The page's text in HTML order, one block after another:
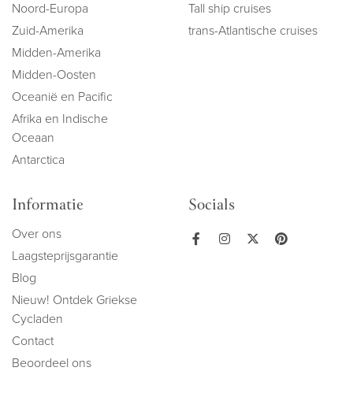
Noord-Europa
Zuid-Amerika
Midden-Amerika
Midden-Oosten
Oceanië en Pacific
Afrika en Indische
Oceaan
Antarctica
Tall ship cruises
trans-Atlantische cruises
Informatie
Over ons
Laagsteprijsgarantie
Blog
Nieuw! Ontdek Griekse
Cycladen
Contact
Beoordeel ons
Socials